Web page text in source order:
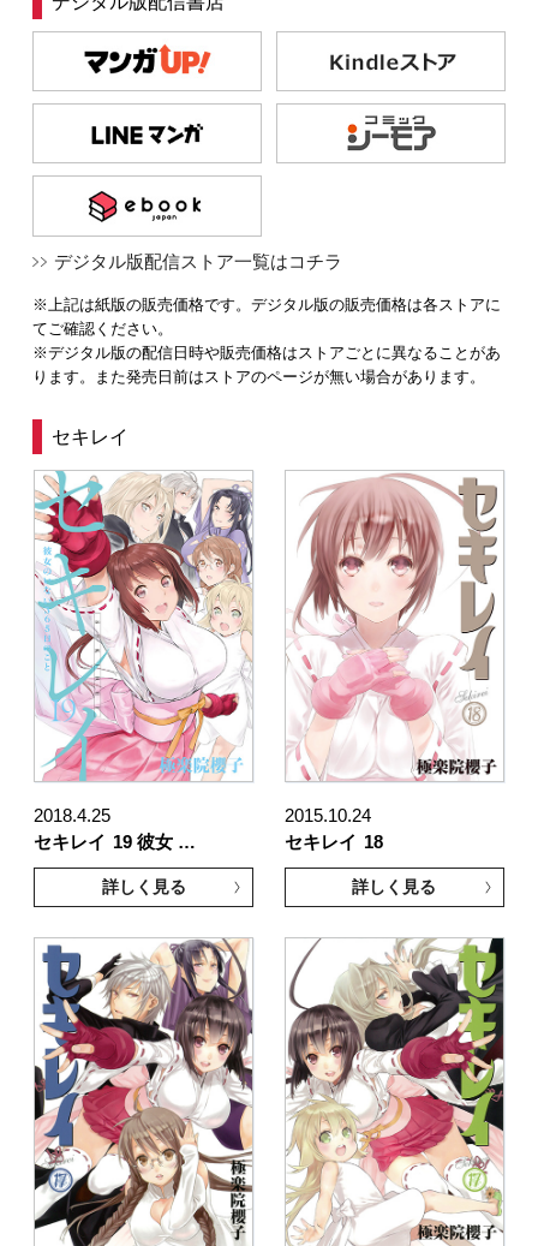
デジタル版配信ストア一覧はコチラ
※上記は紙版の販売価格です。デジタル版の販売価格は各ストアに
てご確認ください。
※デジタル版の配信日時や販売価格はストアごとに異なることがあ
ります。また発売日前はストアのページが無い場合があります。
セキレイ
2018.4.25
セキレイ 19 彼女 …
詳しく見る
2015.10.24
セキレイ 18
詳しく見る